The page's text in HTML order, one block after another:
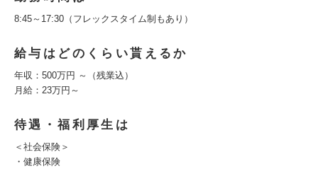
8:45～17:30（フレックスタイム制もあり）
給与はどのくらい貰えるか
年収：500万円 ～（残業込）
月給：23万円～
待遇・福利厚生は
＜社会保険＞
・健康保険